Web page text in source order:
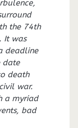
the 74th
It was
deadline
date
death
war.
a myriad
bad